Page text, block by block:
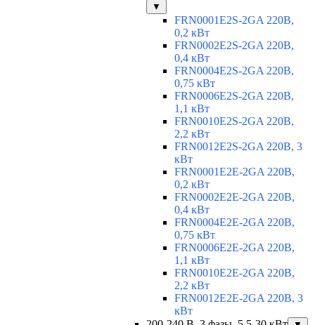
▼
FRN0001E2S-2GA 220В,
0,2 кВт
FRN0002E2S-2GA 220В,
0,4 кВт
FRN0004E2S-2GA 220В,
0,75 кВт
FRN0006E2S-2GA 220В,
1,1 кВт
FRN0010E2S-2GA 220В,
2,2 кВт
FRN0012E2S-2GA 220В, 3
кВт
FRN0001E2E-2GA 220В,
0,2 кВт
FRN0002E2E-2GA 220В,
0,4 кВт
FRN0004E2E-2GA 220В,
0,75 кВт
FRN0006E2E-2GA 220В,
1,1 кВт
FRN0010E2E-2GA 220В,
2,2 кВт
FRN0012E2E-2GA 220В, 3
кВт